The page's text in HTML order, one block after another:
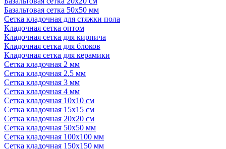
Базальтовая сетка 50x50 мм
Сетка кладочная для стяжки пола
Кладочная сетка оптом
Кладочная сетка для кирпича
Кладочная сетка для блоков
Кладочная сетка для керамики
Сетка кладочная 2 мм
Сетка кладочная 2.5 мм
Сетка кладочная 3 мм
Сетка кладочная 4 мм
Сетка кладочная 10x10 см
Сетка кладочная 15x15 см
Сетка кладочная 20x20 см
Сетка кладочная 50x50 мм
Сетка кладочная 100x100 мм
Сетка кладочная 150x150 мм